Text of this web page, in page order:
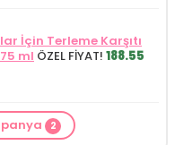
İçin Terleme Karşıtı
ml ÖZEL FİYAT! 188.55
Fiyatİdea Derma
İnnova Wash Gel
2